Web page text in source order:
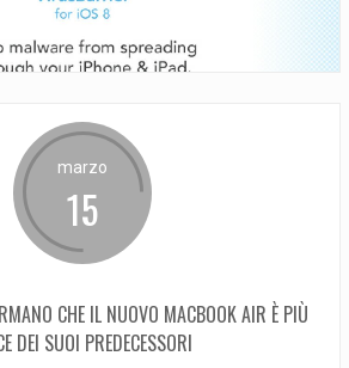
marzo
15
CHE IL NUOVO MACBOOK AIR È PIÙ
DEI SUOI PREDECESSORI